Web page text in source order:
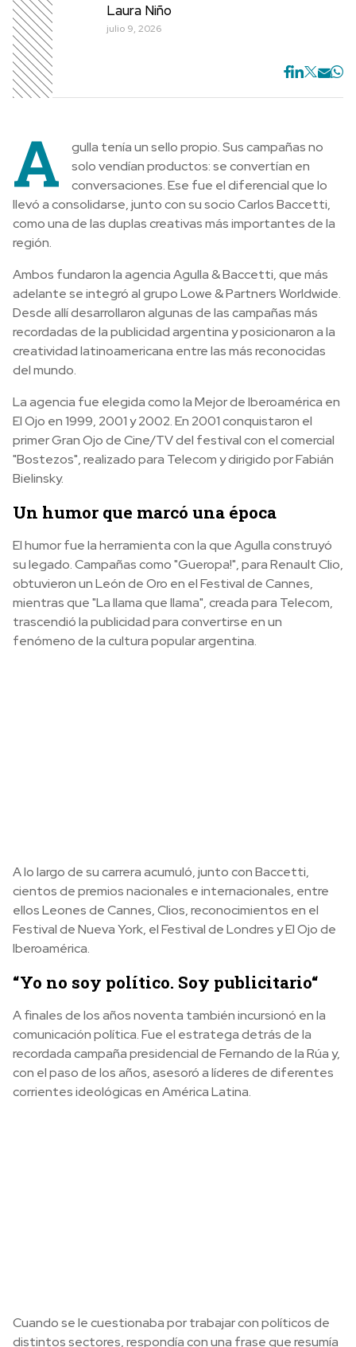
Laura Niño
julio 9, 2026
A
gulla tenía un sello propio. Sus campañas no
solo vendían productos: se convertían en
conversaciones. Ese fue el diferencial que lo
llevó a consolidarse, junto con su socio Carlos Baccetti,
como una de las duplas creativas más importantes de la
región.
Ambos fundaron la agencia Agulla & Baccetti, que más
adelante se integró al grupo Lowe & Partners Worldwide.
Desde allí desarrollaron algunas de las campañas más
recordadas de la publicidad argentina y posicionaron a la
creatividad latinoamericana entre las más reconocidas
del mundo.
La agencia fue elegida como la Mejor de Iberoamérica en
El Ojo en 1999, 2001 y 2002. En 2001 conquistaron el
primer Gran Ojo de Cine/TV del festival con el comercial
"Bostezos", realizado para Telecom y dirigido por Fabián
Bielinsky.
Un humor que marcó una época
El humor fue la herramienta con la que Agulla construyó
su legado. Campañas como "Gueropa!", para Renault Clio,
obtuvieron un León de Oro en el Festival de Cannes,
mientras que "La llama que llama", creada para Telecom,
trascendió la publicidad para convertirse en un
fenómeno de la cultura popular argentina.
A lo largo de su carrera acumuló, junto con Baccetti,
cientos de premios nacionales e internacionales, entre
ellos Leones de Cannes, Clios, reconocimientos en el
Festival de Nueva York, el Festival de Londres y El Ojo de
Iberoamérica.
“Yo no soy político. Soy publicitario“
A finales de los años noventa también incursionó en la
comunicación política. Fue el estratega detrás de la
recordada campaña presidencial de Fernando de la Rúa y,
con el paso de los años, asesoró a líderes de diferentes
corrientes ideológicas en América Latina.
Cuando se le cuestionaba por trabajar con políticos de
distintos sectores, respondía con una frase que resumía